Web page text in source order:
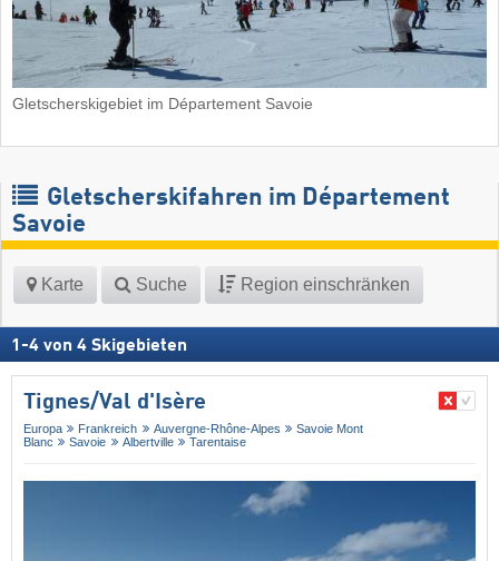
Gletscherskigebiet im Département Savoie
Gletscherskifahren im Département
Savoie
Karte Suche Region einschränken
1 -4 von 4 Skigebieten
Tignes/​Val d'Isère
Europa Frankreich Auvergne-Rhône-Alpes
Savoie Mont
Blanc
Savoie Albertville Tarentaise